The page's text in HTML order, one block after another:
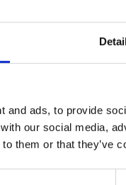
and ads, to provide
our social media,
them or that they’ve